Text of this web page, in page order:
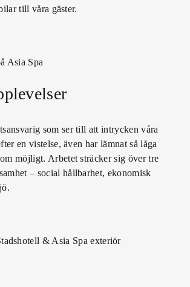
till våra gäster.
som ser till att intrycken våra
en vistelse, även har lämnat så låga
möjligt. Arbetet sträcker sig över tre
– social hållbarhet, ekonomisk